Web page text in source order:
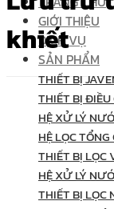
GIỚI THIỆU
DỊCH VỤ
SẢN PHẨM
THIẾT BỊ
THIẾT BỊ ĐIỀU
HỆ XỬ LÝ
HỆ LỌC
THIẾT BỊ LỌC
HỆ XỬ LÝ
THIẾT BỊ LỌC
khiết